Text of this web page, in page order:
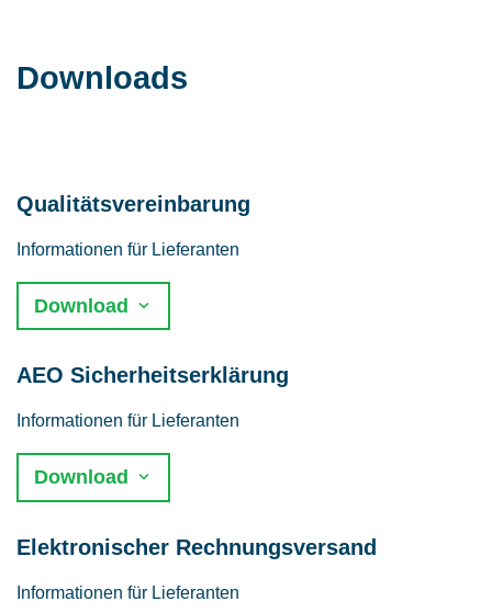
Downloads
Qualitätsvereinbarung
Informationen für Lieferanten
Download
AEO Sicherheitserklärung
Informationen für Lieferanten
Download
Elektronischer Rechnungsversand
Informationen für Lieferanten